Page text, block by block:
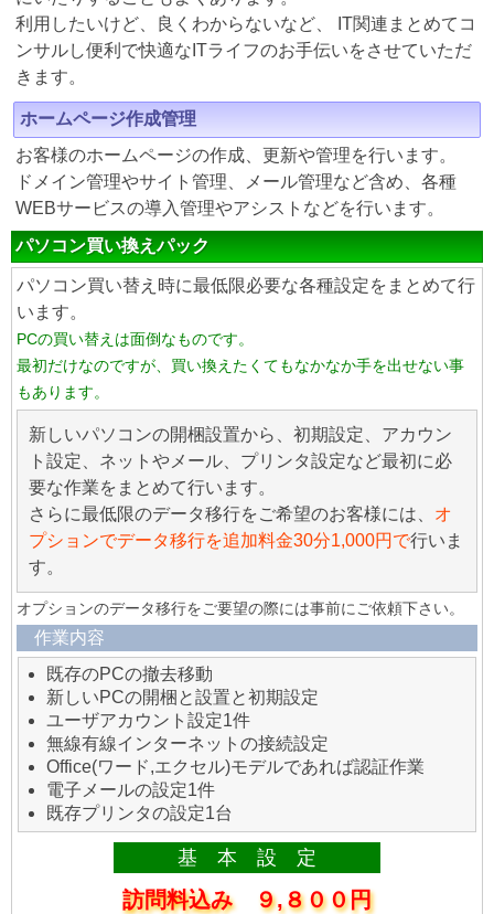
利用したいけど、良くわからないなど、 IT関連まとめてコ
ンサルし便利で快適なITライフのお手伝いをさせていただ
きます。
ホームページ作成管理
お客様のホームページの作成、更新や管理を行います。
ドメイン管理やサイト管理、メール管理など含め、各種
WEBサービスの導入管理やアシストなどを行います。
パソコン買い換えパック
パソコン買い替え時に最低限必要な各種設定をまとめて行
います。
PCの買い替えは面倒なものです。
最初だけなのですが、買い換えたくてもなかなか手を出せない事
もあります。
新しいパソコンの開梱設置から、初期設定、アカウン
ト設定、ネットやメール、プリンタ設定など最初に必
要な作業をまとめて行います。
さらに最低限のデータ移行をご希望のお客様には、 オ
プションでデータ移行を追加料金30分1,000円で行いま
す。
オプションのデータ移行をご要望の際には事前にご依頼下さい。
作業内容
既存のPCの撤去移動
新しいPCの開梱と設置と初期設定
ユーザアカウント設定1件
無線有線インターネットの接続設定
Office(ワード,エクセル)モデルであれば認証作業
電子メールの設定1件
既存プリンタの設定1台
基 本 設 定
訪問料込み ９,８００円